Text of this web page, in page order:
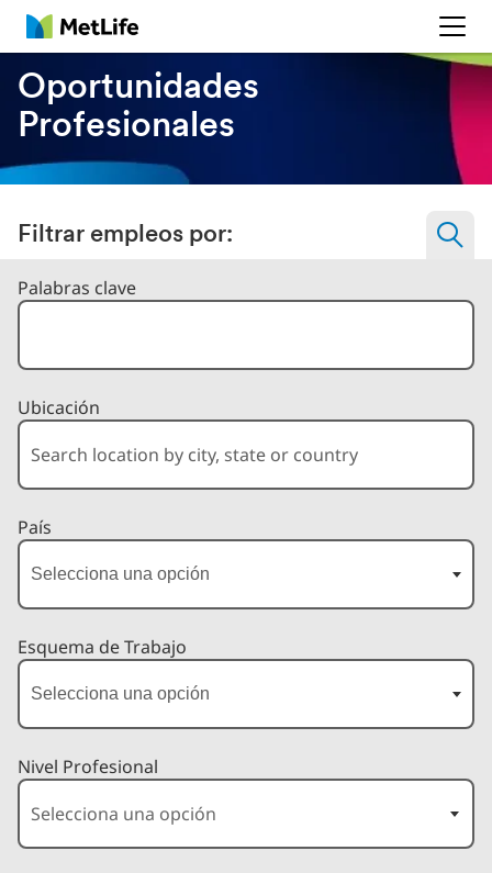
MetLife
Oportunidades
Profesionales
Filtrar empleos por:
Filtrar trabajos por
Palabras clave
Ubicación
País
Esquema de Trabajo
Nivel Profesional